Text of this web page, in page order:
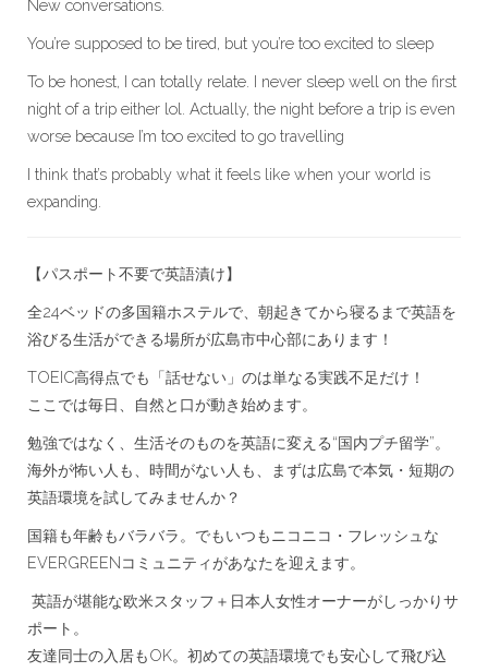
New conversations.
You’re supposed to be tired, but you’re too excited to sleep
To be honest, I can totally relate. I never sleep well on the first
night of a trip either lol. Actually, the night before a trip is even
worse because I’m too excited to go travelling
I think that’s probably what it feels like when your world is
expanding.
【パスポート不要で英語漬け】
全24ベッドの多国籍ホステルで、朝起きてから寝るまで英語を
浴びる生活ができる場所が広島市中心部にあります！
TOEIC高得点でも「話せない」のは単なる実践不足だけ！
ここでは毎日、自然と口が動き始めます。
勉強ではなく、生活そのものを英語に変える“国内プチ留学”。
海外が怖い人も、時間がない人も、まずは広島で本気・短期の
英語環境を試してみませんか？
国籍も年齢もバラバラ。でもいつもニコニコ・フレッシュな
EVERGREENコミュニティがあなたを迎えます。
‍ 英語が堪能な欧米スタッフ＋日本人女性オーナーがしっかりサ
ポート。
友達同士の入居もOK。初めての英語環境でも安心して飛び込